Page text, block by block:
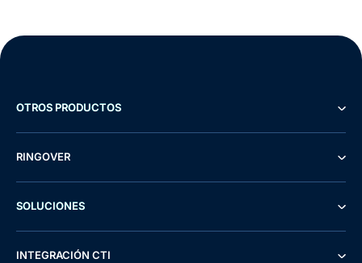
OTROS PRODUCTOS
RINGOVER
SOLUCIONES
INTEGRACIÓN CTI